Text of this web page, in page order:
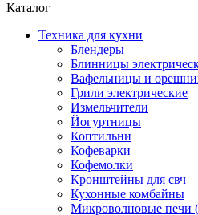
Каталог
Техника для кухни
Блендеры
Блинницы
Вафельницы и
Грили электрические
Измельчители
Йогуртницы
Коптильни
Кофеварки
Кофемолки
Кронштейны для свч
Кухонные комбайны
Микроволновые печи